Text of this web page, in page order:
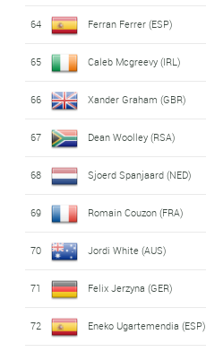
64 Ferran Ferrer (ESP)
65 Caleb Mcgreevy (IRL)
66 Xander Graham (GBR)
67 Dean Woolley (RSA)
68 Sjoerd Spanjaard (NED)
69 Romain Couzon (FRA)
70 Jordi White (AUS)
71 Felix Jerzyna (GER)
72 Eneko Ugartemendia (ESP)